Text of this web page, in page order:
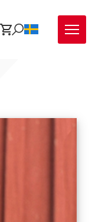
Ostoskori
EtsiSV